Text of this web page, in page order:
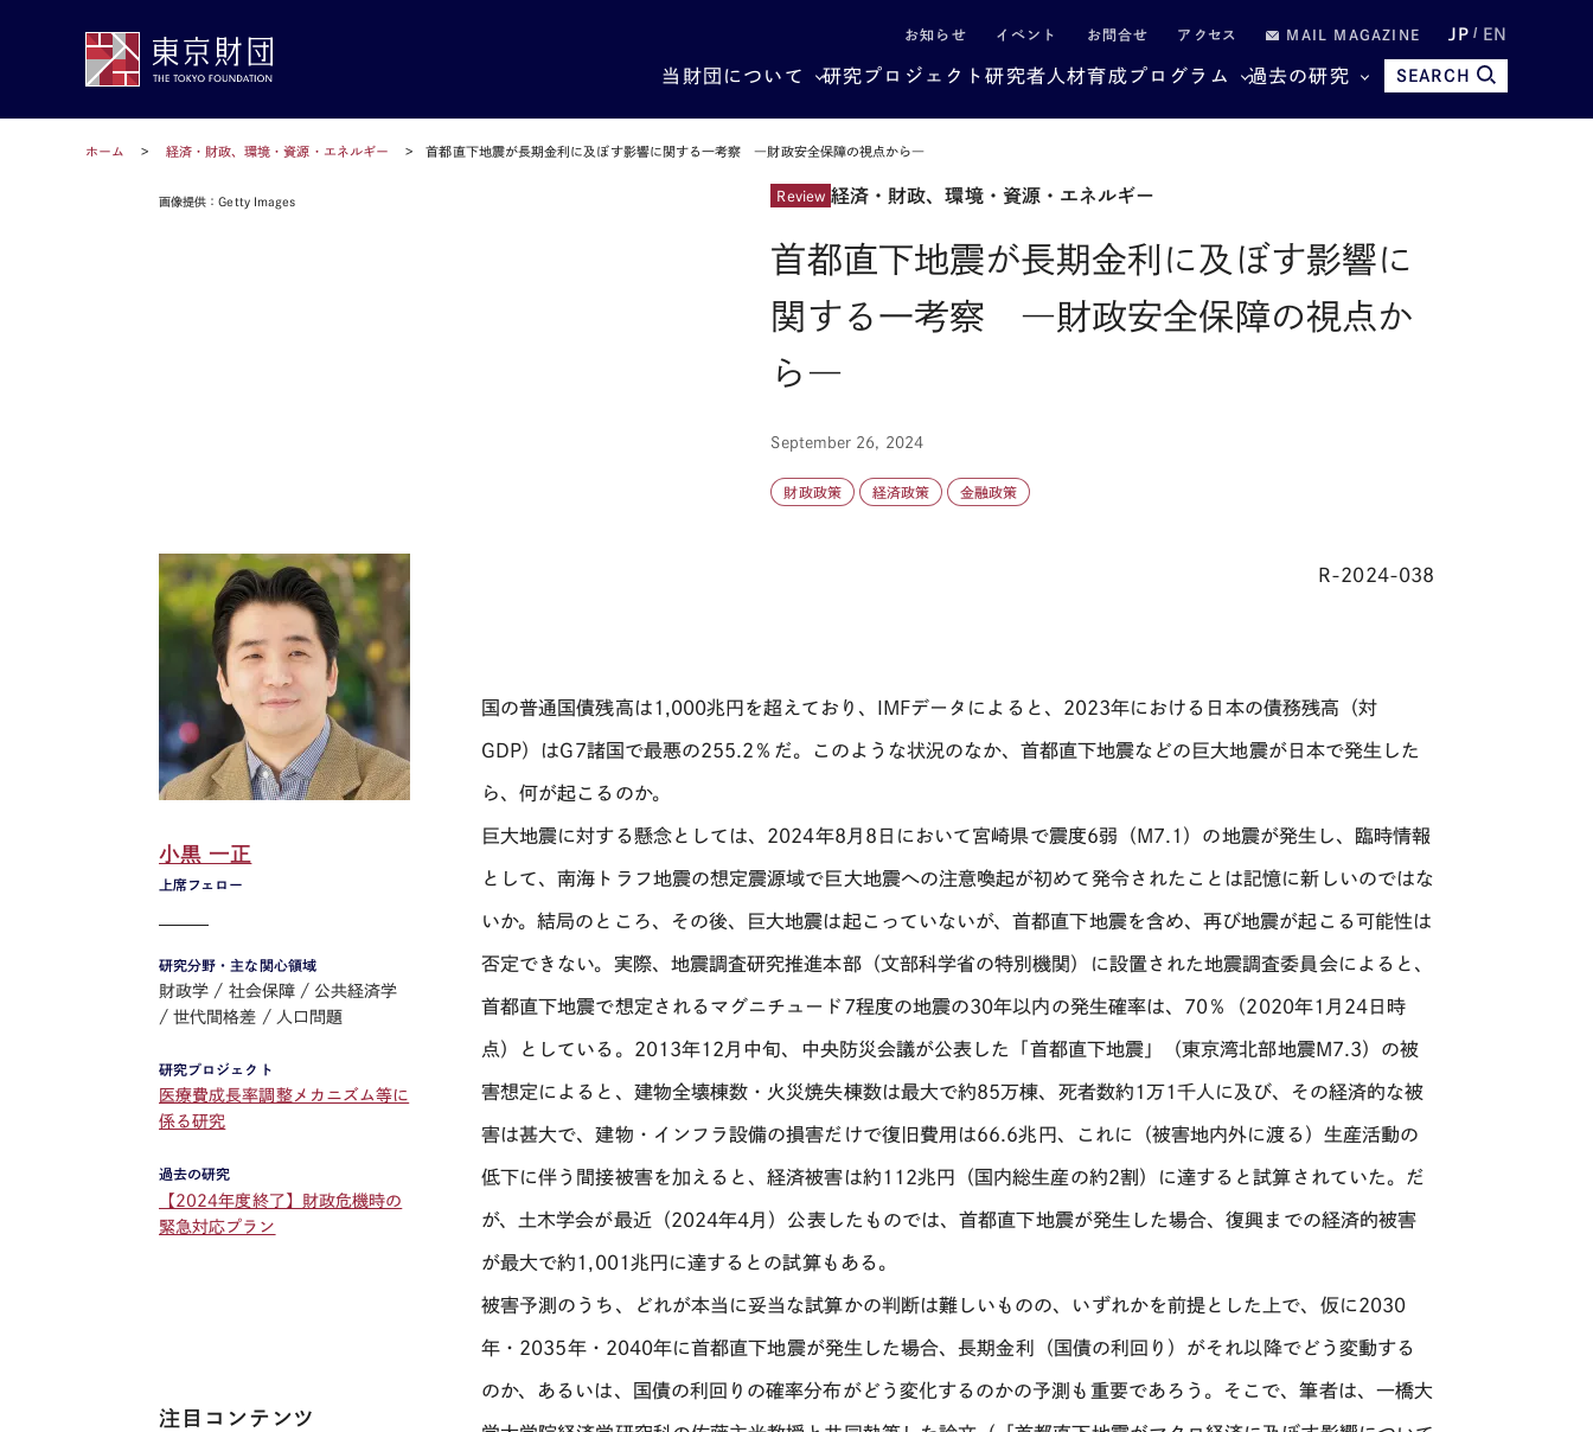
お知らせ イベント お問合せ アクセス MAIL MAGAZINE JP EN
当財団について 研究プロジェクト研究者 人材育成プログラム 過去の研究 SEARCH
ホーム 経済・財政、環境・資源・エネルギー 首都直下地震が長期金利に及ぼす影響に関する一考察 ―財政安全保障の視点から―
画像提供：Getty Images Review 経済・財政、環境・資源・エネルギー
首都直下地震が長期金利に及ぼす影響に
関する一考察 ―財政安全保障の視点か
ら―
September 26, 2024
財政政策 経済政策 金融政策
R-2024-038
国の普通国債残高は1,000兆円を超えており、 IMFデータによると、 2023年における日本の債務残高（対
GDP）はG7諸国で最悪の255.2 ％だ。このような状況のなか、首都直下地震などの巨大地震が日本で発生した
ら、何が起こるのか。
巨大地震に対する懸念としては、 2024年8 月 8 日において宮崎県で震度6弱（ M7.1 ）の地震が発生し、臨時情報
として、南海トラフ地震の想定震源域で巨大地震への注意喚起が初めて発令されたことは記憶に新しいのではな
いか。結局のところ、その後、巨大地震は起こっていないが、首都直下地震を含め、再び地震が起こる可能性は
否定できない。実際、地震調査研究推進本部（文部科学省の特別機関）に設置された地震調査委員会によると、
首都直下地震で想定されるマグニチュード 7程度の地震の30年以内の発生確率は、 70％（2020年1 月 24 日時
点）としている。 2013年12 月中旬、中央防災会議が公表した「首都直下地震」（東京湾北部地震 M7.3）の被
害想定によると、建物全壊棟数・火災焼失棟数は最大で約85万棟、死者数約1 万1千人に及び、その経済的な被
害は甚大で、建物・インフラ設備の損害だけで復旧費用は66.6兆円、これに（被害地内外に渡る）生産活動の
低下に伴う間接被害を加えると、経済被害は約112兆円（国内総生産の約2割）に達すると試算されていた。だ
が、土木学会が最近（2024年4月）公表したものでは、首都直下地震が発生した場合、復興までの経済的被害
が最大で約1,001 兆円に達するとの試算もある。
被害予測のうち、どれが本当に妥当な試算かの判断は難しいものの、いずれかを前提とした上で、仮に2030
年・ 2035年・ 2040年に首都直下地震が発生した場合、長期金利（国債の利回り）がそれ以降でどう変動する
のか、あるいは、国債の利回りの確率分布がどう変化するのかの予測も重要であろう。そこで、筆者は、一橋大
上席フェロー
小黒 一正
研究分野・主な関心領域
財政学 社会保障
公共経済学
世代間格差
人口問題
研究プロジェクト
医療費成長率調整メカニズム等に
係る研究
過去の研究
【2024年度終了】財政危機時の
緊急対応プラン
注目コンテンツ